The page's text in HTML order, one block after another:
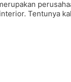
Tentunya